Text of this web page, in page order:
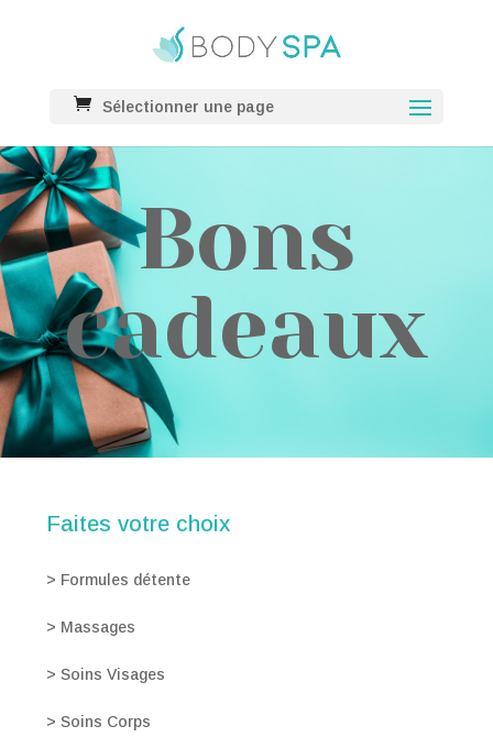
Sélectionner une page
Bons
cadeaux
Faites votre choix
> Formules détente
> Massages
>Soins Visages
>Soins Corps